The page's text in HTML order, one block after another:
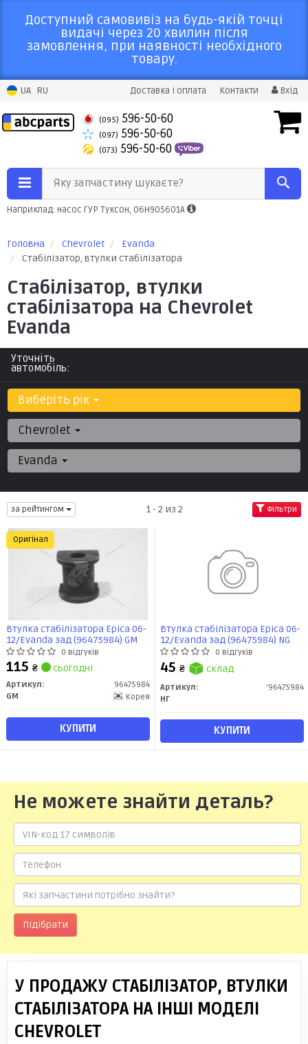
Доступний самовивіз на будь-якій точці
видачі через 20 хвилин після
замовлення, при наявності необхідного
товару.
UA RU Доставка і оплата Контакти Вхід
(095) 596-50-60
(097) 596-50-60
(073) 596-50-60
Яку запчастину шукаєте?
Наприклад: насос ГУР Туксон, 06H905601A
Головна Chevrolet
Evanda
Стабілізатор, втулки стабілізатора
Стабілізатор, втулки
стабілізатора на Chevrolet
Evanda
Уточніть
автомобіль:
Виберіть рік
Chevrolet
Evanda
за рейтингом 1 - 2 из 2 Фільтри
Втулка стабілізатора Epica 06-
12/Evanda зад (96475984) GM
0 відгуків
115 ₴ сьогодні
Артикул:
96475984
GM
Корея
КУПИТИ
Оригінал
Втулка стабілізатора Epica 06-
12/Evanda зад (96475984) NG
0 відгуків
45 ₴ склад
Артикул:
'96475984
НГ
КУПИТИ
Не можете знайти деталь?
Підібрати
У ПРОДАЖУ СТАБІЛІЗАТОР, ВТУЛКИ
СТАБІЛІЗАТОРА НА ІНШІ МОДЕЛІ
CHEVROLET